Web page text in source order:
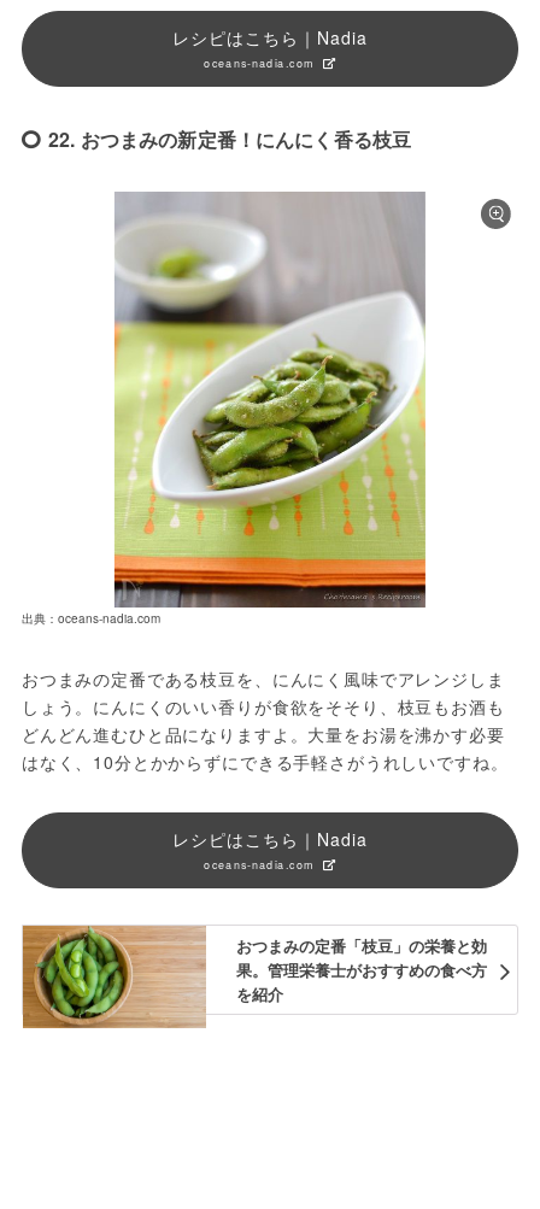
レシピはこちら｜Nadia
oceans-nadia.com
22. おつまみの新定番！にんにく香る枝豆
出典：oceans-nadia.com
おつまみの定番である枝豆を、にんにく風味でアレンジしま
しょう。にんにくのいい香りが食欲をそそり、枝豆もお酒も
どんどん進むひと品になりますよ。大量をお湯を沸かす必要
はなく、10分とかからずにできる手軽さがうれしいですね。
レシピはこちら｜Nadia
oceans-nadia.com
おつまみの定番「枝豆」の栄養と効
果。管理栄養士がおすすめの食べ方
を紹介